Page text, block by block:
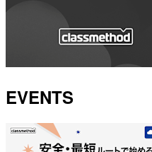
EVENTS